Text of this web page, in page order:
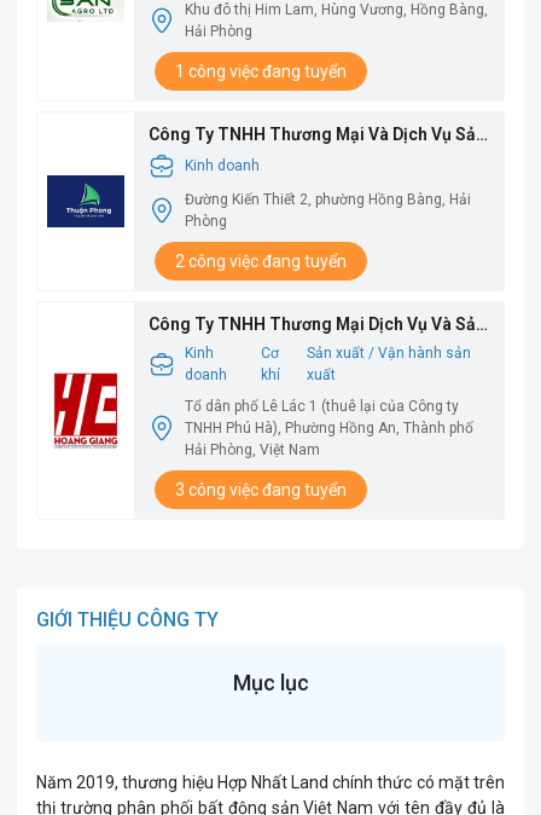
Khu đô thị Him Lam, Hùng Vương, Hồng Bàng,
Hải Phòng
1 công việc đang tuyển
Công Ty TNHH Thương Mại Và Dịch Vụ Sản
Xuất Thuận Phong
Kinh doanh
Đường Kiến Thiết 2, phường Hồng Bàng, Hải
Phòng
2 công việc đang tuyển
Công Ty TNHH Thương Mại Dịch Vụ Và Sản
Xuất Hoàng Giang
Kinh
doanh
Cơ
khí
Sản xuất / Vận hành sản
xuất
Tổ dân phố Lê Lác 1 (thuê lại của Công ty
TNHH Phú Hà), Phường Hồng An, Thành phố
Hải Phòng, Việt Nam
3 công việc đang tuyển
GIỚI THIỆU CÔNG TY
Mục lục
Năm 2019, thương hiệu Hợp Nhất Land chính thức có mặt trên
thị trường phân phối bất động sản Việt Nam với tên đầy đủ là